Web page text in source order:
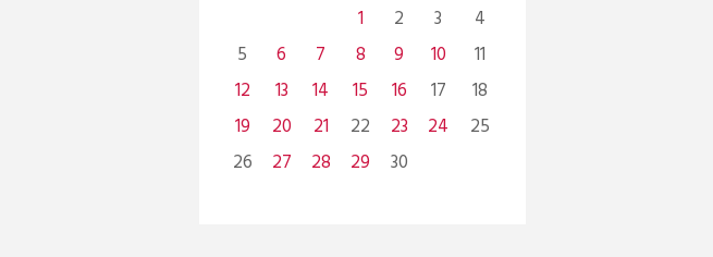
1
2 3
4
5
6 7 8 9 10
11
12
13 14 15 16 17
18
19
20 21 22 23 24
25
26
27 28 29 30